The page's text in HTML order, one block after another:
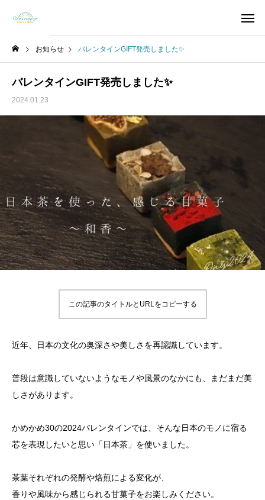
お知らせ バレンタインGIFT発売しました✨
バレンタインGIFT発売しました✨
2024.01.23
この記事のタイトルとURLをコピーする
近年、日本の文化の奥深さや美しさを再認識しています。
普段は意識していないようなモノや風景のなかにも、まだまだ美
しさがあります。
かめかめ30の2024バレンタインでは、そんな日本のモノに宿る
芯を表現したいと思い「日本茶」を使いました。
茶葉それぞれの発酵や焙煎による変化が、
香りや風味から感じられる甘菓子をお楽しみください。